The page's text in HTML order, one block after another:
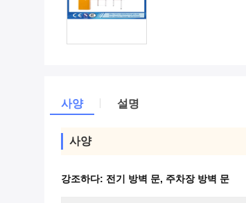
사양 설명
사양
강조하다: 전기 방벽 문, 주차장 방벽 문